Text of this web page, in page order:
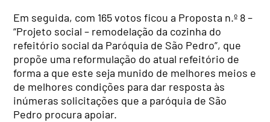
Em seguida, com 165 votos ficou a Proposta n.º 8 –
“Projeto social – remodelação da cozinha do
refeitório social da Paróquia de São Pedro”, que
propõe uma reformulação do atual refeitório de
forma a que este seja munido de melhores meios e
de melhores condições para dar resposta às
inúmeras solicitações que a paróquia de São
Pedro procura apoiar.